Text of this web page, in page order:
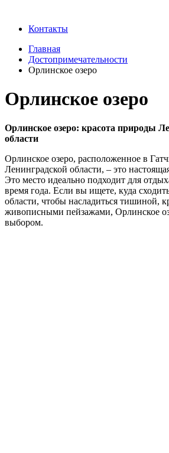
Контакты
Главная
Достопримечательности
Орлинское озеро
Орлинское озеро
Орлинское озеро: красота природы
области
Орлинское озеро, расположенное в
Ленинградской области, – это
Это место идеально подходит для
время года. Если вы ищете, куда
области, чтобы насладиться тишиной,
живописными пейзажами, Орлинское
выбором.